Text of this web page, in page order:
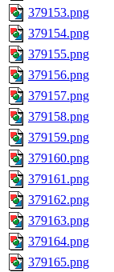
379153.png
379154.png
379155.png
379156.png
379157.png
379158.png
379159.png
379160.png
379161.png
379162.png
379163.png
379164.png
379165.png